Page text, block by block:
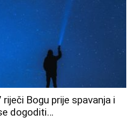
Bogu prije spavanja i
dogoditi…